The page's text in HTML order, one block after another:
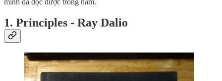
1. Principles - Ray Dalio